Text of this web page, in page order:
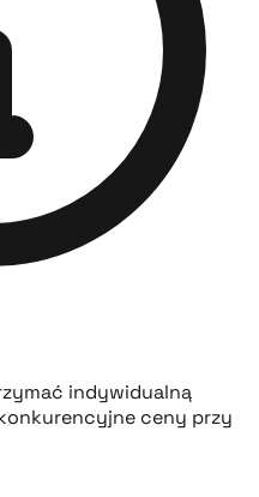
indywidualną
ceny przy